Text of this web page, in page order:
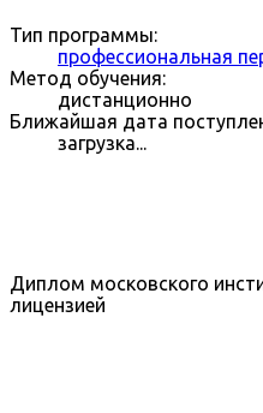
Тип программы:
профессиональная
Метод обучения:
дистанционно
Ближайшая дата
загрузка...
Диплом московского
лицензией